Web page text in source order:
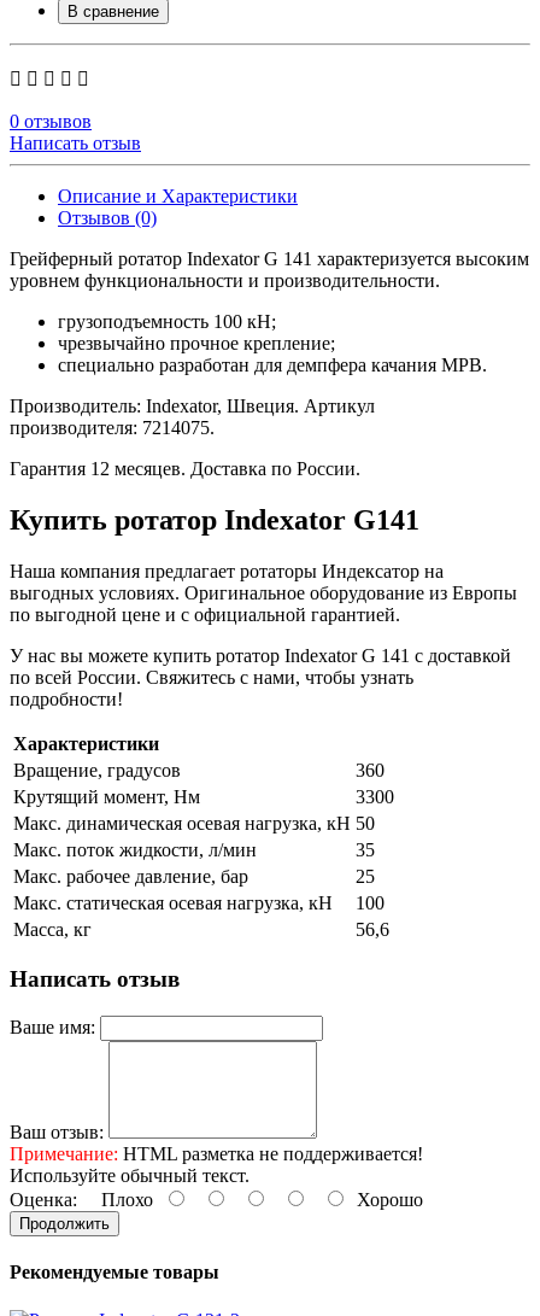
В сравнение
0 отзывов
Написать отзыв
Описание и Характеристики
Отзывов (0)
Грейферный ротатор Indexator G 141 характеризуется высоким
уровнем функциональности и производительности.
грузоподъемность 100 кН;
чрезвычайно прочное крепление;
cпециально разработан для демпфера качания MPB.
Производитель: Indexator, Швеция. Артикул
производителя: 7214075.
Гарантия 12 месяцев. Доставка по России.
Купить ротатор Indexator G141
Наша компания предлагает ротаторы Индексатор на
выгодных условиях. Оригинальное оборудование из Европы
по выгодной цене и с официальной гарантией.
У нас вы можете купить ротатор Indexator G 141 с доставкой
по всей России. Свяжитесь с нами, чтобы узнать
подробности!
Характеристики
Вращение, градусов
360
Крутящий момент, Нм
3300
Макс. динамическая осевая нагрузка, кН 50
Макс. поток жидкости, л/мин
35
Макс. рабочее давление, бар
25
Макс. статическая осевая нагрузка, кН
100
Масса, кг
56,6
Написать отзыв
Ваше имя:
Ваш отзыв:
Примечание: HTML разметка не поддерживается!
Используйте обычный текст.
Оценка: Плохо Хорошо
Продолжить
Рекомендуемые товары